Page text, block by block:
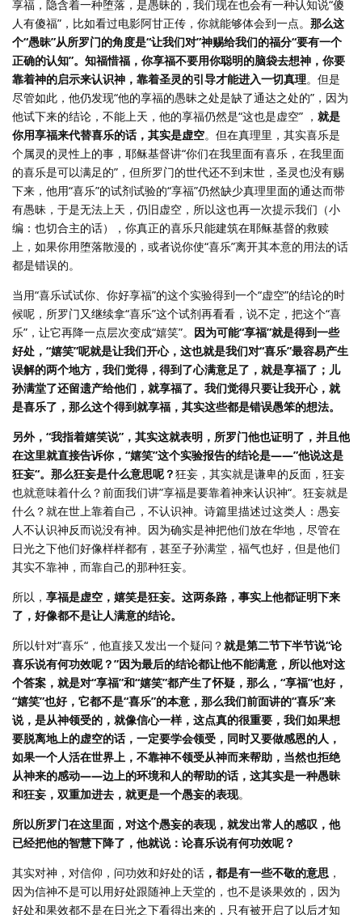
享福，隐含着一种堕落，是愚昧的，我们现在也会有一种认知说“傻
人有傻福”，比如看过电影阿甘正传，你就能够体会到一点。 那么这
个“愚昧”从所罗门的角度是“让我们对”神赐给我们的福分“要有一个
正确的认知”。知福惜福，你享福不要用你聪明的脑袋去想神，你要
靠着神的启示来认识神，靠着圣灵的引导才能进入一切真理。但是
尽管如此，他仍发现“他的享福的愚昧之处是缺了通达之处的”，因为
他试下来的结论，不能上天，他的享福仍然是“这也是虚空” ， 就是
你用享福来代替喜乐的话，其实是虚空。但在真理里，其实喜乐是
个属灵的灵性上的事，耶稣基督讲“你们在我里面有喜乐，在我里面
的喜乐是可以满足的”，但所罗门的世代还不到末世，圣灵也没有赐
下来，他用“喜乐”的试剂试验的“享福”仍然缺少真理里面的通达而带
有愚昧，于是无法上天，仍旧虚空，所以这也再一次提示我们（小
编：也切合主的话），你真正的喜乐只能建筑在耶稣基督的救赎
上，如果你用堕落散漫的，或者说你使“喜乐”离开其本意的用法的话
都是错误的。
当用“喜乐试试你、你好享福”的这个实验得到一个“虚空”的结论的时
候呢，所罗门又继续拿“喜乐”这个试剂再看看，说不定，把这个“喜
乐”，让它再降一点层次变成“嬉笑”。 因为可能“享福”就是得到一些
好处，“嬉笑”呢就是让我们开心，这也就是我们对“喜乐”最容易产生
误解的两个地方，我们觉得，得到了心满意足了，就是享福了；儿
孙满堂了还留遗产给他们，就享福了。我们觉得只要让我开心，就
是喜乐了，那么这个得到就享福，其实这些都是错误愚笨的想法。
另外，“我指着嬉笑说”，其实这就表明，所罗门他也证明了，并且他
在这里就直接告诉你，“嬉笑”这个实验报告的结论是——”他说这是
狂妄“。 那么狂妄是什么意思呢？狂妄，其实就是谦卑的反面，狂妄
也就意味着什么？前面我们讲”享福是要靠着神来认识神“。狂妄就是
什么？就在世上靠着自己，不认识神。诗篇里描述过这类人：愚妄
人不认识神反而说没有神。因为确实是神把他们放在华地，尽管在
日光之下他们好像样样都有，甚至子孙满堂，福气也好，但是他们
其实不靠神，而靠自己的那种狂妄。
所以， 享福是虚空，嬉笑是狂妄。这两条路，事实上他都证明下来
了，好像都不是让人满意的结论。
所以针对“喜乐“，他直接又发出一个疑问？就是第二节下半节说“论
喜乐说有何功效呢？”因为最后的结论都让他不能满意，所以他对这
个答案，就是对“享福”和“嬉笑”都产生了怀疑，那么，“享福”也好，
“嬉笑”也好，它都不是“喜乐”的本意，那么我们前面讲的“喜乐”来
说，是从神领受的，就像信心一样，这点真的很重要，我们如果想
要脱离地上的虚空的话，一定要学会领受，同时又要做感恩的人，
如果一个人活在世界上，不靠神不领受从神而来帮助，当然也拒绝
从神来的感动——边上的环境和人的帮助的话，这其实是一种愚昧
和狂妄，双重加进去，就更是一个愚妄的表现。
所以所罗门在这里面，对这个愚妄的表现，就发出常人的感叹，他
已经把他的智慧下降了，他就说：论喜乐说有何功效呢？
其实对神，对信仰，问功效和好处的话 ，都是有一些不敬的意思 ，
因为信神不是可以用好处跟随神上天堂的，也不是谈果效的，因为
好处和果效都不是在日光之下看得出来的，只有被开启了以后才知